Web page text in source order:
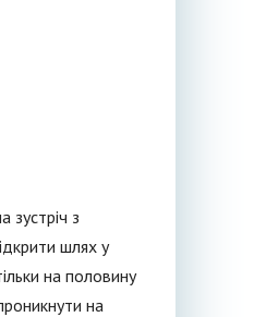
зустріч з
шлях у
на половину
на